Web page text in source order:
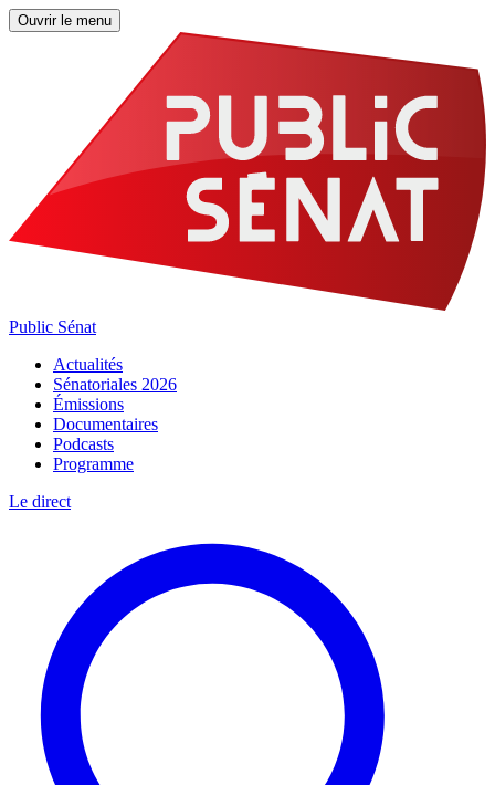
Ouvrir le menu
Public Sénat
Actualités
Sénatoriales 2026
Émissions
Documentaires
Podcasts
Programme
Le direct